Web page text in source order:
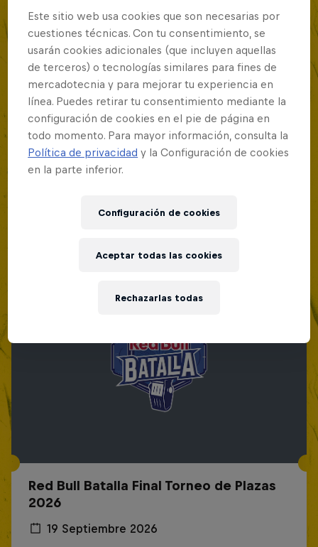
Red Bull Batalla Final Torneo de Plazas
2026
19 Septiembre 2026
Este sitio web usa cookies que son necesarias por
cuestiones técnicas. Con tu consentimiento, se
usarán cookies adicionales (que incluyen aquellas
de terceros) o tecnologías similares para fines de
mercadotecnia y para mejorar tu experiencia en
línea. Puedes retirar tu consentimiento mediante la
configuración de cookies en el pie de página en
todo momento. Para mayor información, consulta la
Política de privacidad y la Configuración de cookies
en la parte inferior.
Configuración de cookies
Rechazarlas todas
Aceptar todas las cookies